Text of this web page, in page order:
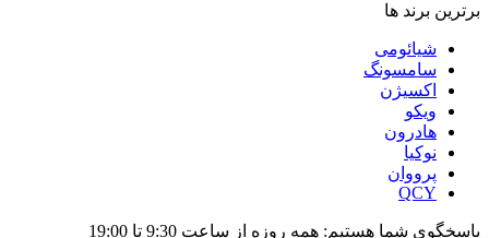
برترین برند ها
شیائومی
سامسونگ
اکسیژن
ویکو
هادرون
نوکیا
پرووان
QCY
پاسخگوی شما هستیم: همه روزه از ساعت 9:30 تا 19:00